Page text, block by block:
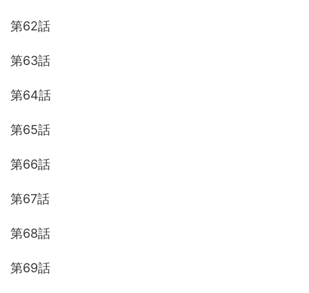
第62話
第63話
第64話
第65話
第66話
第67話
第68話
第69話